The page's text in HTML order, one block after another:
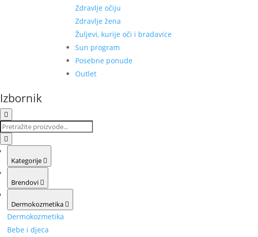
Zdravlje očiju
Zdravlje žena
Žuljevi, kurije oči i bradavice
Sun program
Posebne ponude
Outlet
Izbornik
Kategorije
Brendovi
Dermokozmetika
Dermokozmetika
Bebe i djeca